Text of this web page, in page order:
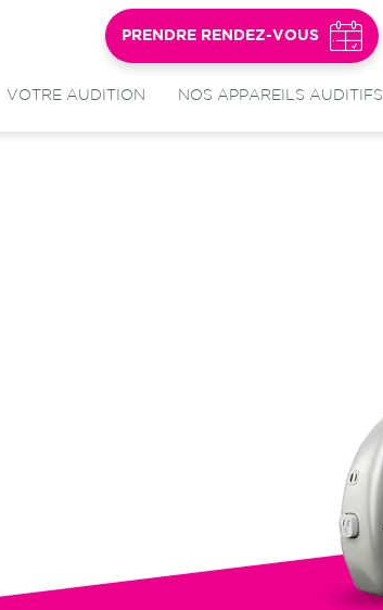
VOTRE AUDITION NOS APPAREILS AUDITIFS
PRENDRE RENDEZ-VOUS